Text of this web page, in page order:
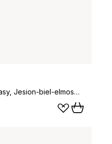
Krzesło Light & Easy, Jesion-biel-elmosoft 33077